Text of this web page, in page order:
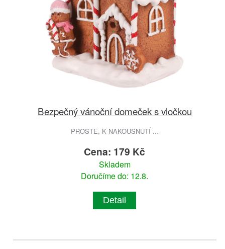
Bezpečný vánoční domeček s vločkou
PROSTĚ, K NAKOUSNUTÍ ...
Cena: 179 Kč
Skladem
Doručíme do: 12.8.
Detail